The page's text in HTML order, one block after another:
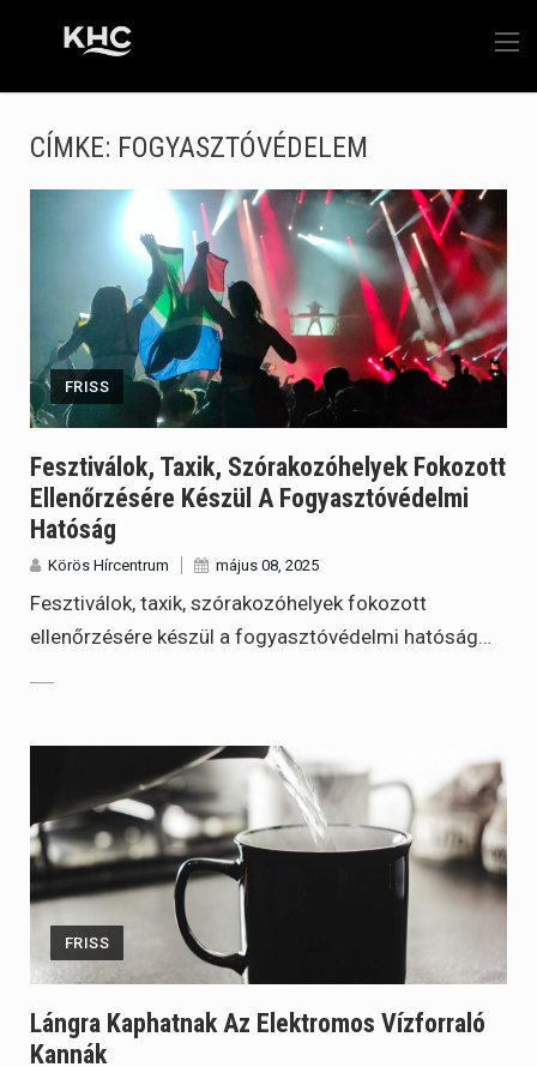
CÍMKE: FOGYASZTÓVÉDELEM
FRISS
Fesztiválok, Taxik, Szórakozóhelyek Fokozott
Ellenőrzésére Készül A Fogyasztóvédelmi
Hatóság
Körös Hírcentrum május 08, 2025
Fesztiválok, taxik, szórakozóhelyek fokozott
ellenőrzésére készül a fogyasztóvédelmi hatóság…
FRISS
Lángra Kaphatnak Az Elektromos Vízforraló
Kannák